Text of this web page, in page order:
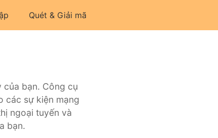
Quét & Giải mã
của bạn. Công cụ
các sự kiện mạng
ngoại tuyến và
bạn.